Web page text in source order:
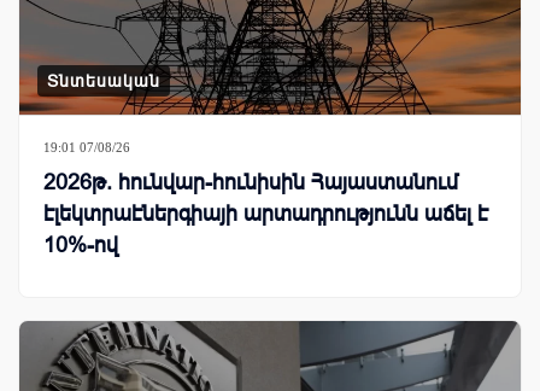
Տնտեսական
19:01 07/08/26
2026թ. հունվար-հունիսին Հայաստանում
էլեկտրաէներգիայի արտադրությունն աճել է
10%-ով